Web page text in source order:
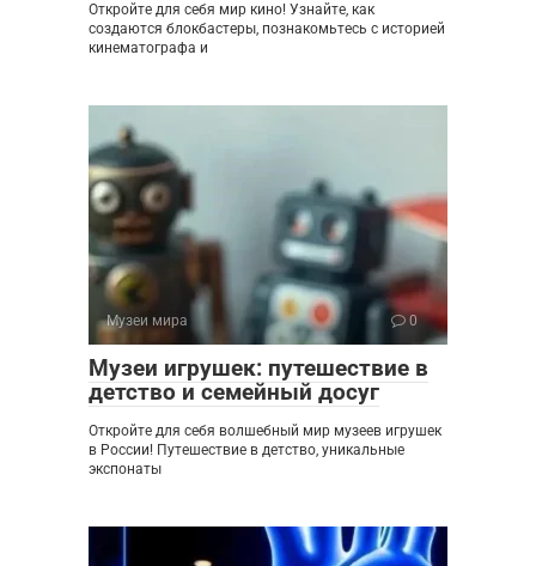
Откройте для себя мир кино! Узнайте, как
создаются блокбастеры, познакомьтесь с историей
кинематографа и
Музеи мира 0
Музеи игрушек: путешествие в
детство и семейный досуг
Откройте для себя волшебный мир музеев игрушек
в России! Путешествие в детство, уникальные
экспонаты